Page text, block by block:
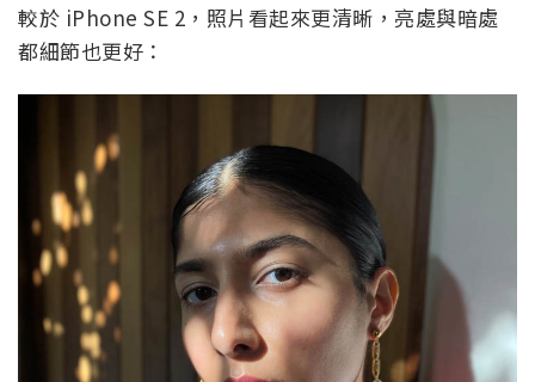
較於 iPhone SE 2，照片看起來更清晰，亮處與暗處
都細節也更好：